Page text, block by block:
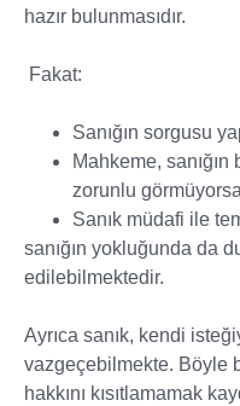
hazır bulunmasıdır.
Fakat:
Sanığın sorgusu
Mahkeme, sanığın
zorunlu
Sanık müdafi ile
sanığın yokluğunda da
edilebilmektedir.
Ayrıca sanık, kendi
vazgeçebilmekte. Böyle
hakkını kısıtlamamak